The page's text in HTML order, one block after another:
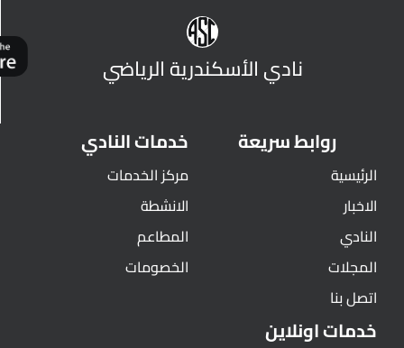
نادي الأسكندرية الرياضي
روابط سريعة
الرئيسية
الاخبار
النادي
المجلات
اتصل بنا
خدمات النادي
مركز الخدمات
الانشطة
المطاعم
الخصومات
خدمات اونلاين